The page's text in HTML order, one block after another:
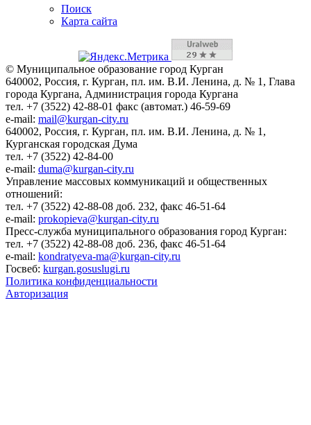
Поиск
Карта сайта
© Муниципальное образование город Курган
640002, Россия, г. Курган, пл. им. В.И. Ленина, д. № 1, Глава
города Кургана, Администрация города Кургана
тел. +7 (3522) 42-88-01 факс (автомат.) 46-59-69
e-mail: mail@kurgan-city.ru
640002, Россия, г. Курган, пл. им. В.И. Ленина, д. № 1,
Курганская городская Дума
тел. +7 (3522) 42-84-00
e-mail: duma@kurgan-city.ru
Управление массовых коммуникаций и общественных
отношений:
тел. +7 (3522) 42-88-08 доб. 232, факс 46-51-64
e-mail: prokopieva@kurgan-city.ru
Пресс-служба муниципального образования город Курган:
тел. +7 (3522) 42-88-08 доб. 236, факс 46-51-64
e-mail: kondratyeva-ma@kurgan-city.ru
Госвеб: kurgan.gosuslugi.ru
Политика конфиденциальности
Авторизация